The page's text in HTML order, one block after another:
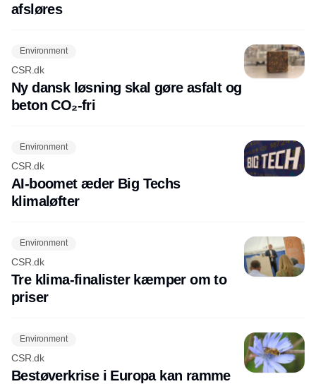
afsløres
Environment
CSR.dk
Ny dansk løsning skal gøre asfalt og
beton CO₂-fri
Environment
CSR.dk
AI-boomet æder Big Techs
klimaløfter
Environment
CSR.dk
Tre klima-finalister kæmper om to
priser
Environment
CSR.dk
Bestøverkrise i Europa kan ramme